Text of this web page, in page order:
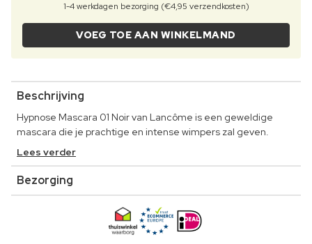
1-4 werkdagen bezorging (€4,95 verzendkosten)
VOEG TOE AAN WINKELMAND
Beschrijving
Hypnose Mascara 01 Noir van Lancôme is een geweldige
mascara die je prachtige en intense wimpers zal geven.
Lees verder
Bezorging